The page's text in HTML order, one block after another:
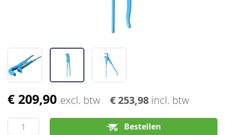
€ 209,90 excl. btw € 253,98 incl. btw
Bestellen
Ga
het